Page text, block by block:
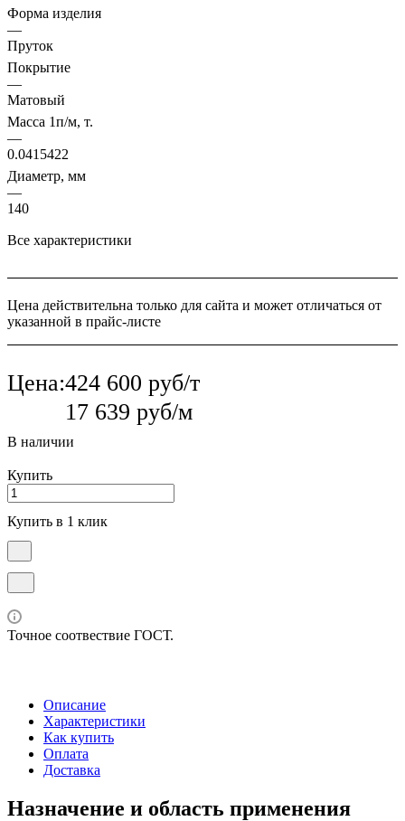
Форма изделия
—
Пруток
Покрытие
—
Матовый
Масса 1п/м, т.
—
0.0415422
Диаметр, мм
—
140
Все характеристики
Цена действительна только для сайта и может отличаться от
указанной в прайс-листе
Цена:424 600 руб/т
17 639 руб/м
В наличии
Купить
Купить в 1 клик
Точное соотвествие ГОСТ.
Описание
Характеристики
Как купить
Оплата
Доставка
Назначение и область применения